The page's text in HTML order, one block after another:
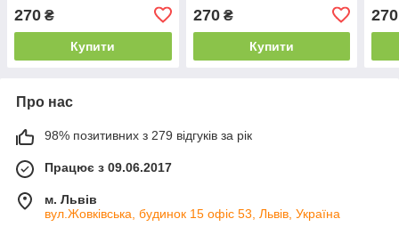
270 ₴
Купити
270₴
Купити
270
Про нас
98% позитивних з 279 відгуків за рік
Працює з 09.06.2017
м. Львів
вул.Жовківська, будинок 15 офіс 53, Львів, Україна